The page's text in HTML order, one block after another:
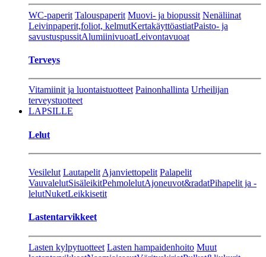
WC-paperit Talouspaperit Muovi- ja biopussit Nenäliinat
Leivinpaperit,foliot, kelmutKertakäyttöastiatPaisto- ja
savustuspussitAlumiinivuoatLeivontavuoat
Terveys
Vitamiinit ja luontaistuotteet Painonhallinta Urheilijan
terveystuotteet
LAPSILLE
Lelut
Vesilelut Lautapelit Ajanviettopelit Palapelit
VauvalelutSisäleikitPehmolelutAjoneuvot&radatPihapelit ja -
lelutNuketLeikkisetit
Lastentarvikkeet
Lasten kylpytuotteet Lasten hampaidenhoito Muut